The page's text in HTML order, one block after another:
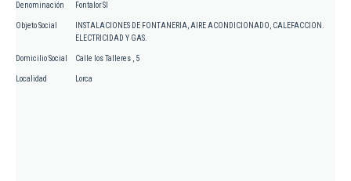
Denominación Fontalor Sl
Objeto Social
INSTALACIONES DE FONTANERIA, AIRE ACONDICIONADO, CALEFACCION.
ELECTRICIDAD Y GAS.
Domicilio Social Calle los Talleres , 5
Localidad Lorca